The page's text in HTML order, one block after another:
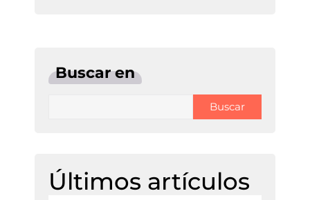
Buscar en
Buscar
Últimos artículos